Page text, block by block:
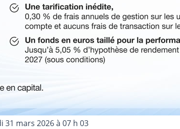
31 mars 2026 à 07 h 03